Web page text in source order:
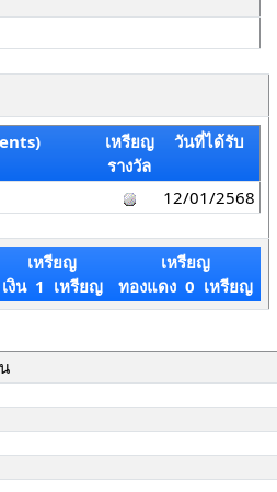
เหรียญ
รางวัล
วันที่ได้รับ
12/01/2568
เหรียญ
เงิน 1 เหรียญ
เหรียญ
ทองแดง 0 เหรียญ